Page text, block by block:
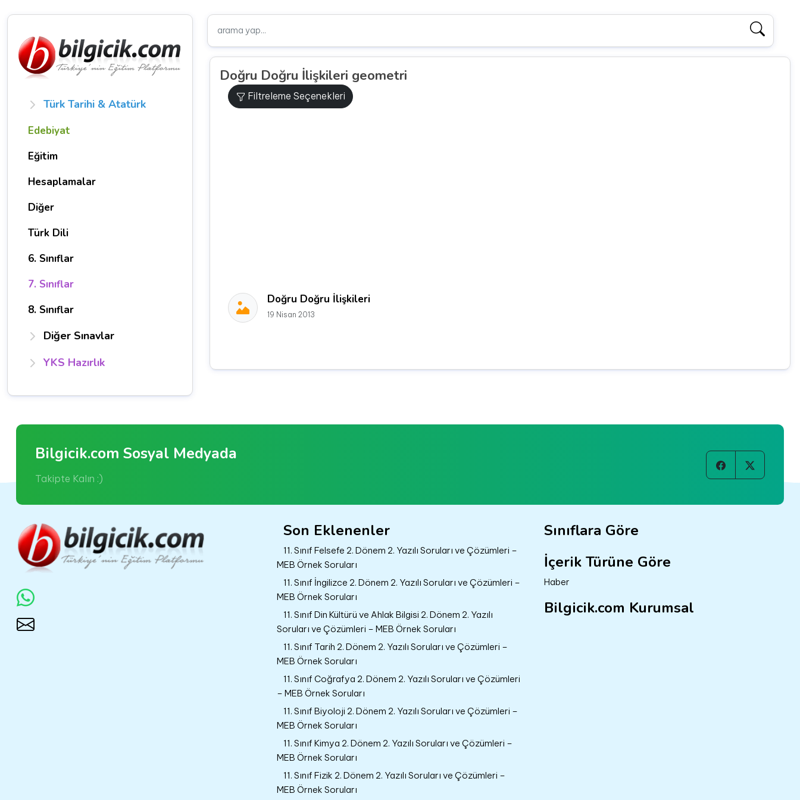
Türk Tarihi & Atatürk
Edebiyat
Eğitim
Hesaplamalar
Diğer
Türk Dili
6. Sınıflar
7. Sınıflar
8. Sınıflar
Diğer Sınavlar
YKS Hazırlık
Doğru Doğru İlişkileri geometri
Filtreleme Seçenekleri
Doğru Doğru İlişkileri
19 Nisan 2013
Bilgicik.com Sosyal Medyada
Takipte Kalın :)
Son Eklenenler
11. Sınıf Felsefe 2. Dönem 2. Yazılı Soruları ve Çözümleri –
MEB Örnek Soruları
11. Sınıf İngilizce 2. Dönem 2. Yazılı Soruları ve Çözümleri –
MEB Örnek Soruları
11. Sınıf Din Kültürü ve Ahlak Bilgisi 2. Dönem 2. Yazılı
Soruları ve Çözümleri – MEB Örnek Soruları
11. Sınıf Tarih 2. Dönem 2. Yazılı Soruları ve Çözümleri –
MEB Örnek Soruları
11. Sınıf Coğrafya 2. Dönem 2. Yazılı Soruları ve Çözümleri
– MEB Örnek Soruları
11. Sınıf Biyoloji 2. Dönem 2. Yazılı Soruları ve Çözümleri –
MEB Örnek Soruları
11. Sınıf Kimya 2. Dönem 2. Yazılı Soruları ve Çözümleri –
MEB Örnek Soruları
11. Sınıf Fizik 2. Dönem 2. Yazılı Soruları ve Çözümleri –
MEB Örnek Soruları
Sınıflara Göre
İçerik Türüne Göre
Haber
Bilgicik.com Kurumsal